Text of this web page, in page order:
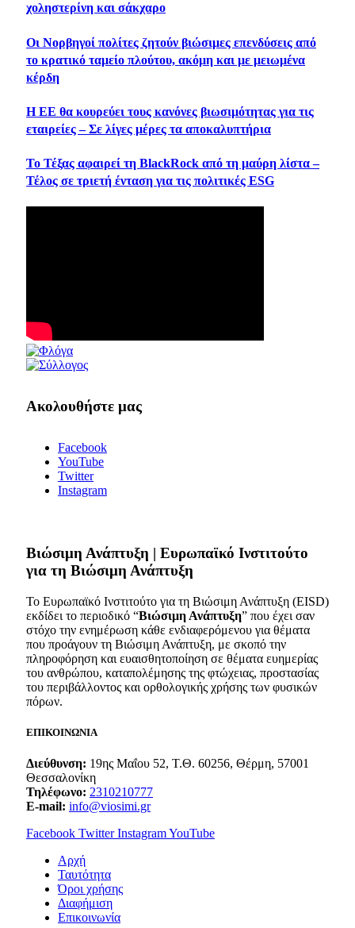
χοληστερίνη και σάκχαρο
Οι Νορβηγοί πολίτες ζητούν βιώσιμες επενδύσεις από
το κρατικό ταμείο πλούτου, ακόμη και με μειωμένα
κέρδη
Η ΕΕ θα κουρεύει τους κανόνες βιωσιμότητας για τις
εταιρείες – Σε λίγες μέρες τα αποκαλυπτήρια
Το Τέξας αφαιρεί τη BlackRock από τη μαύρη λίστα –
Τέλος σε τριετή ένταση για τις πολιτικές ESG
Ακολουθήστε μας
Facebook
YouTube
Twitter
Instagram
Bιώσιμη Ανάπτυξη | Ευρωπαϊκό Ινστιτούτο
για τη Βιώσιμη Ανάπτυξη
Το Ευρωπαϊκό Ινστιτούτο για τη Βιώσιμη Ανάπτυξη (EISD)
εκδίδει το περιοδικό “Βιώσιμη Ανάπτυξη” που έχει σαν
στόχο την ενημέρωση κάθε ενδιαφερόμενου για θέματα
που προάγουν τη Βιώσιμη Ανάπτυξη, με σκοπό την
πληροφόρηση και ευαισθητοποίηση σε θέματα ευημερίας
του ανθρώπου, καταπολέμησης της φτώχειας, προστασίας
του περιβάλλοντος και ορθολογικής χρήσης των φυσικών
πόρων.
ΕΠΙΚΟΙΝΩΝΙΑ
Διεύθυνση: 19ης Μαΐου 52, Τ.Θ. 60256, Θέρμη, 57001
Θεσσαλονίκη
Τηλέφωνο: 2310210777
E-mail: info@viosimi.gr
Facebook Twitter InstagramYouTube
Aρχή
Ταυτότητα
Όροι χρήσης
Διαφήμιση
Επικοινωνία